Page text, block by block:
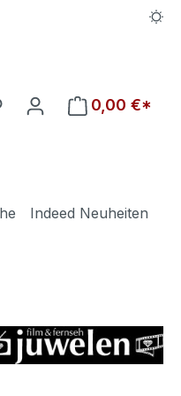
Du hast 0 Produkte auf
0,00 €*
Indeed Neuheiten